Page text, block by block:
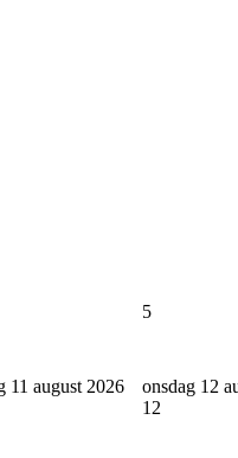
5
11 august 2026
onsdag 12
12